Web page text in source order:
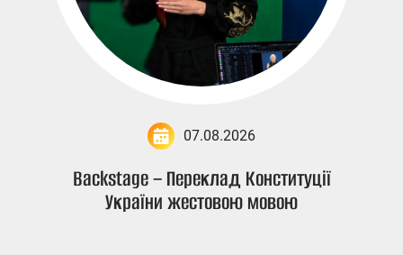
07.08.2026
Backstage – Переклад Конституції
України жестовою мовою